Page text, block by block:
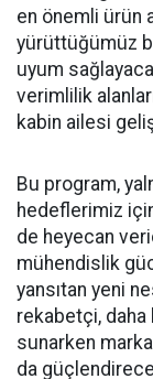
en önemli ürün
yürüttüğümüz
uyum
verimlilik
kabin ailesi
Bu program,
hedeflerimiz
de heyecan
mühendislik
yansıtan yeni
rekabetçi,
sunarken
da